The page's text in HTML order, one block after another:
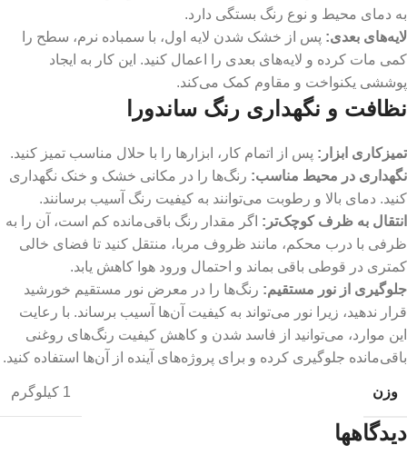
به دمای محیط و نوع رنگ بستگی دارد.
لایه‌های بعدی: پس از خشک شدن لایه اول، با سمباده نرم، سطح را
کمی مات کرده و لایه‌های بعدی را اعمال کنید. این کار به ایجاد
پوششی یکنواخت و مقاوم کمک می‌کند.
نظافت و نگهداری رنگ ساندورا
تمیزکاری ابزار : پس از اتمام کار، ابزارها را با حلال مناسب تمیز کنید.
نگهداری در محیط مناسب: رنگ‌ها را در مکانی خشک و خنک نگهداری
کنید. دمای بالا و رطوبت می‌توانند به کیفیت رنگ آسیب برسانند.
انتقال به ظرف کوچک‌تر : اگر مقدار رنگ باقی‌مانده کم است، آن را به
ظرفی با درب محکم، مانند ظروف مربا، منتقل کنید تا فضای خالی
کمتری در قوطی باقی بماند و احتمال ورود هوا کاهش یابد.
جلوگیری از نور مستقیم: رنگ‌ها را در معرض نور مستقیم خورشید
قرار ندهید، زیرا نور می‌تواند به کیفیت آن‌ها آسیب برساند. با رعایت
این موارد، می‌توانید از فاسد شدن و کاهش کیفیت رنگ‌های روغنی
باقی‌مانده جلوگیری کرده و برای پروژه‌های آینده از آن‌ها استفاده کنید.
وزن 1 کیلوگرم
دیدگاهها